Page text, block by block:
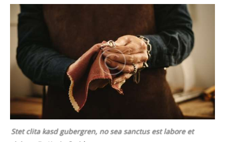
Stet clita kasd gubergren, no sea sanctus est labore et